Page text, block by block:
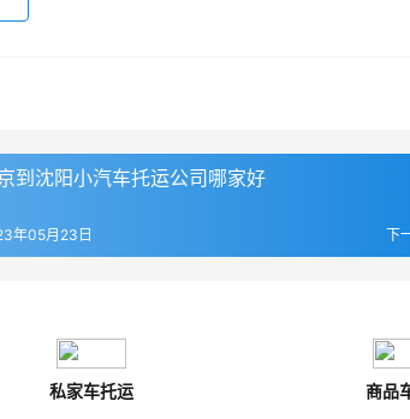
到沈阳小汽车托运公司哪家好
下
年05月23日
私家车托运 商品